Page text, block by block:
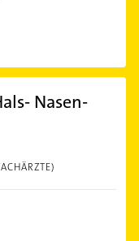
Nasen-